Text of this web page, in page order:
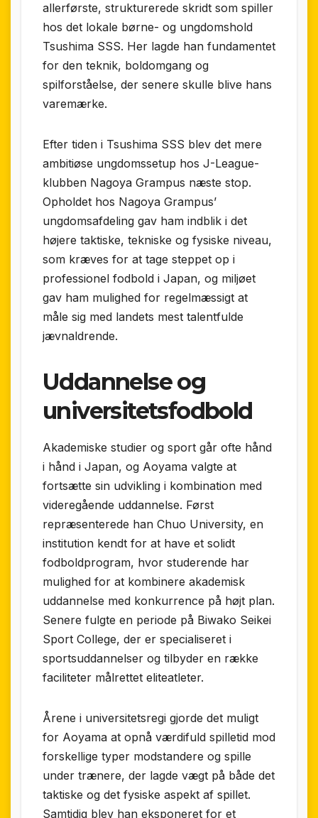
allerførste, strukturerede skridt som spiller
hos det lokale børne- og ungdomshold
Tsushima SSS. Her lagde han fundamentet
for den teknik, boldomgang og
spilforståelse, der senere skulle blive hans
varemærke.
Efter tiden i Tsushima SSS blev det mere
ambitiøse ungdomssetup hos J-League-
klubben Nagoya Grampus næste stop.
Opholdet hos Nagoya Grampus’
ungdomsafdeling gav ham indblik i det
højere taktiske, tekniske og fysiske niveau,
som kræves for at tage steppet op i
professionel fodbold i Japan, og miljøet
gav ham mulighed for regelmæssigt at
måle sig med landets mest talentfulde
jævnaldrende.
Uddannelse og
universitetsfodbold
Akademiske studier og sport går ofte hånd
i hånd i Japan, og Aoyama valgte at
fortsætte sin udvikling i kombination med
videregående uddannelse. Først
repræsenterede han Chuo University, en
institution kendt for at have et solidt
fodboldprogram, hvor studerende har
mulighed for at kombinere akademisk
uddannelse med konkurrence på højt plan.
Senere fulgte en periode på Biwako Seikei
Sport College, der er specialiseret i
sportsuddannelser og tilbyder en række
faciliteter målrettet eliteatleter.
Årene i universitetsregi gjorde det muligt
for Aoyama at opnå værdifuld spilletid mod
forskellige typer modstandere og spille
under trænere, der lagde vægt på både det
taktiske og det fysiske aspekt af spillet.
Samtidig blev han eksponeret for et